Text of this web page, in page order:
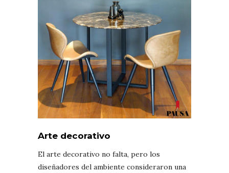
Arte decorativo
El arte decorativo no falta, pero los
diseñadores del ambiente consideraron una